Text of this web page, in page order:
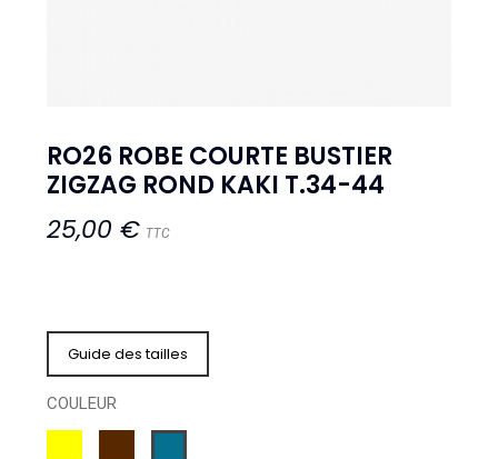
RO26 ROBE COURTE BUSTIER
ZIGZAG ROND KAKI T.34-44
25,00 € TTC
Guide des tailles
COULEUR